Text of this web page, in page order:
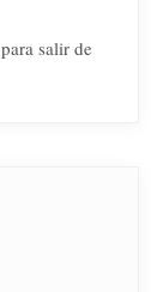
salir de